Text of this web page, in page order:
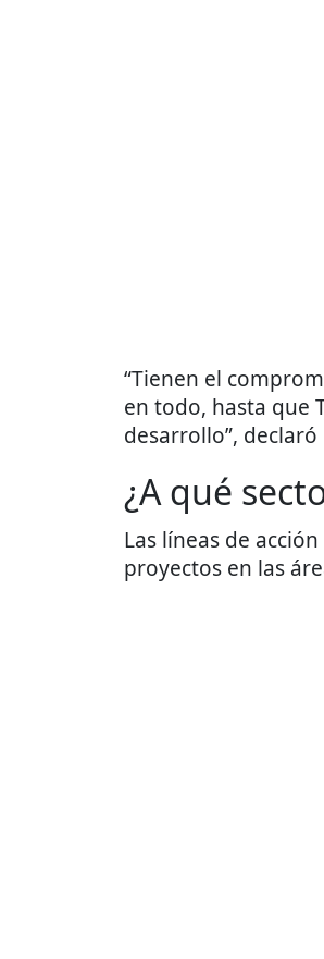
“Tienen el
en todo, hasta que
desarrollo”,
¿A qué
Las líneas de
proyectos en las